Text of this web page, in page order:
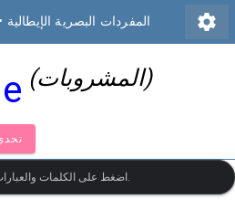
• المفردات البصرية الإيطالية settings
(المشروبات)
تحدي
اضغط على الكلمات والعبارات لسماع نطقها.